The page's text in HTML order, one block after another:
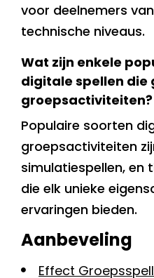
voor deelnemers
technische niveaus.
Wat zijn enkele
digitale spellen die
groepsactiviteiten?
Populaire soorten
groepsactiviteiten
simulatiespellen, en
die elk unieke
ervaringen bieden.
Aanbeveling
Effect